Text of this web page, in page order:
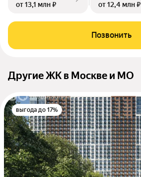
от 13,1 млн ₽
от 12,4 млн ₽
Позвонить
Другие ЖК в Москве и МО
выгода до 17%